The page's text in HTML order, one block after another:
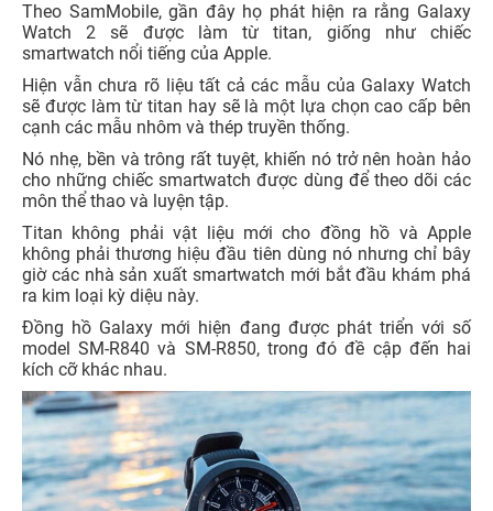
Theo SamMobile, gần đây họ phát hiện ra rằng Galaxy
Watch 2 sẽ được làm từ titan, giống như chiếc
smartwatch nổi tiếng của Apple.
Hiện vẫn chưa rõ liệu tất cả các mẫu của Galaxy Watch
sẽ được làm từ titan hay sẽ là một lựa chọn cao cấp bên
cạnh các mẫu nhôm và thép truyền thống.
Nó nhẹ, bền và trông rất tuyệt, khiến nó trở nên hoàn hảo
cho những chiếc smartwatch được dùng để theo dõi các
môn thể thao và luyện tập.
Titan không phải vật liệu mới cho đồng hồ và Apple
không phải thương hiệu đầu tiên dùng nó nhưng chỉ bây
giờ các nhà sản xuất smartwatch mới bắt đầu khám phá
ra kim loại kỳ diệu này.
Đồng hồ Galaxy mới hiện đang được phát triển với số
model SM-R840 và SM-R850, trong đó đề cập đến hai
kích cỡ khác nhau.